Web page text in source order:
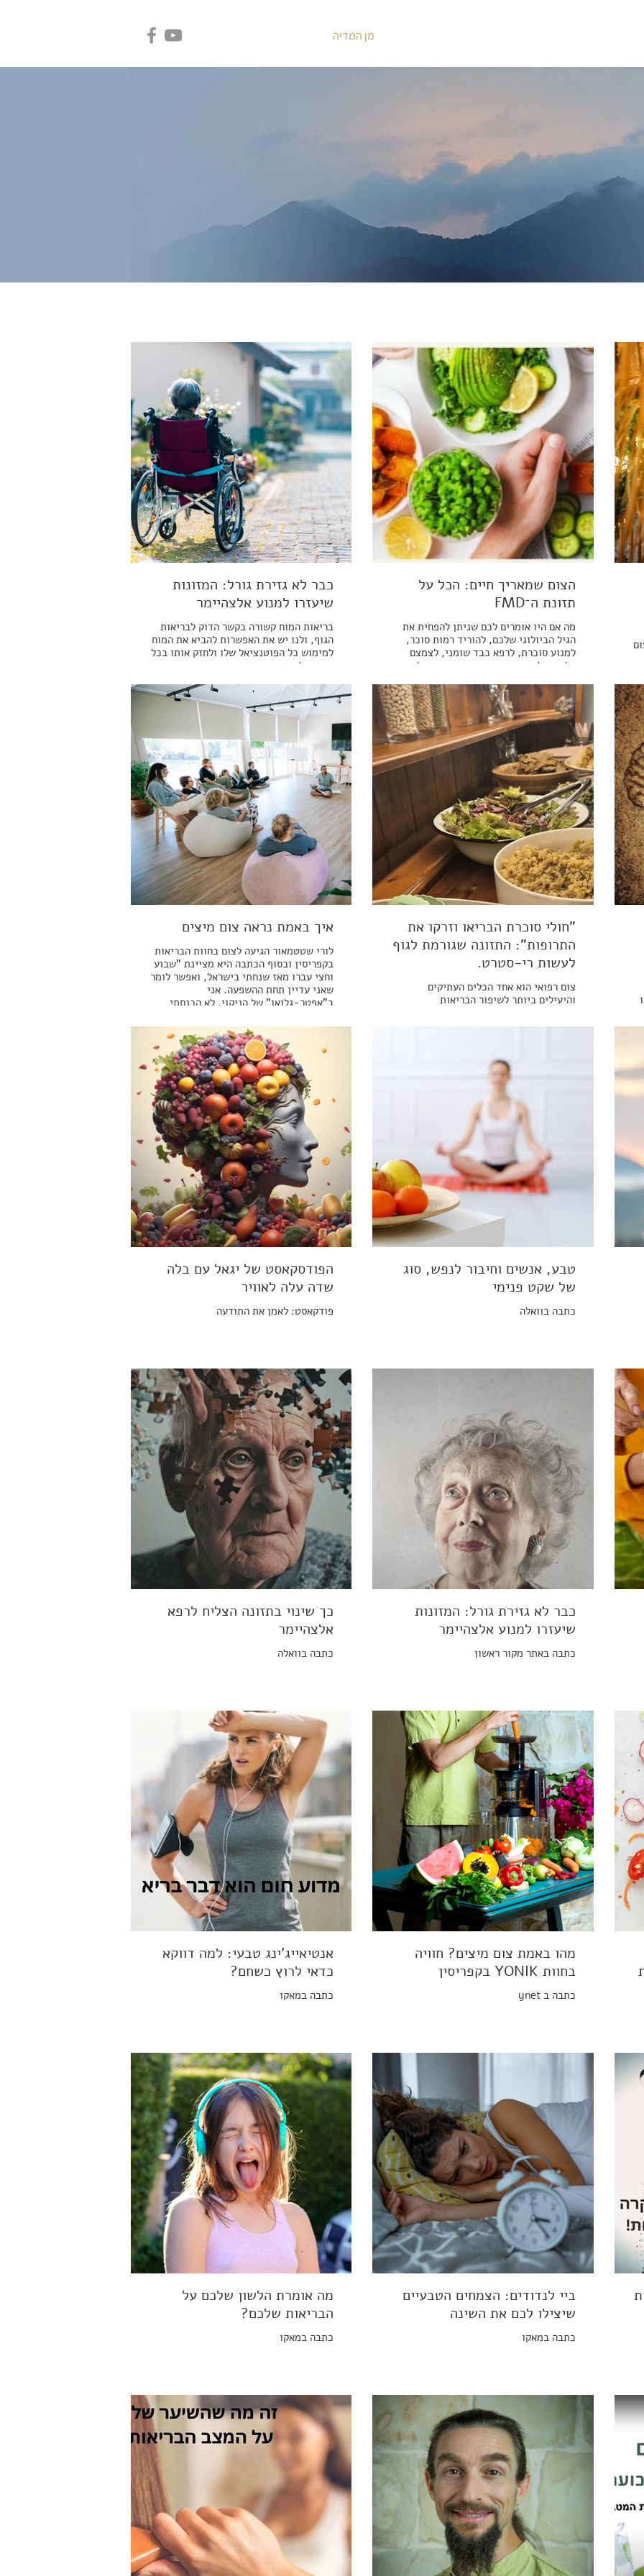
מן המדיה
הצום שמאריך חיים: הכל על
תזונת ה־FMD
מה אם היו אומרים לכם שניתן להפחית את
הגיל הביולוגי שלכם, להוריד רמות סוכר,
למנוע סוכרת, לרפא כבד שומני, לצמצם
דלקות ולחזק את מערכת החיסון - וכל זה
הכירו את שיטת התזונה המדמה צום.
כבר לא גזירת גורל: המזונות
שיעזרו למנוע אלצהיימר
בריאות המוח קשורה בקשר הדוק לבריאות
הגוף, ולנו יש את האפשרות להביא את המוח
למימוש כל הפוטנציאל שלו ולחזק אותו בכל
רגע וגיל. מה הם המזונות הטובים ביותר
לשיפור הזיכרון והקוגניציה ועוד טכניקות
מרתקות להפוך את המוח שלנו לסופר מוח!
"חולי סוכרת הבריאו וזרקו את
התרופות": התזונה שגורמת לגוף
לעשות רי-סטרט.
צום רפואי הוא אחד הכלים העתיקים
והיעילים ביותר לשיפור הבריאות
כרוניות, כמו סוכרת, השמנת יתר, מחלות
מהרעיון עקב הקושי הפיזי והנפשי
שבהימנעות ממזון. כאן נכנסת לתמונה
ומבוססת מדעית שמאפשרת ליהנות
מהיתרונות הבריאותיים של צום, בלי להימנע
לחלוטין מאכילה.
איך באמת נראה צום מיצים
לורי שטטמאור הגיעה לצום בחוות הבריאות
בקפריסין ובסוף הכתבה היא מציינת "שבוע
וחצי עברו מאז שנחתי בישראל, ואפשר לומר
שאני עדיין תחת ההשפעה. אני
ב"אפטר-גלואו" של הניקוי. לא הכנסתי
רוגלך ולא לחמנייה. אני חשה קלילה מאי
פעם, אין לי צניחות של עייפות במהלך היום,
ואני חיונית וערנית מתמיד. "עשית משהו
חדש?", שאל אותי השבוע קולגה מהעבודה.
"את נראית זוהרת". "הייתי בניקוי מיצים,
וזה עובד החרא הזה".
טבע, אנשים וחיבור לנפש, סוג
של שקט פנימי
כתבה בוואלה
הפודסקאסט של יגאל עם בלה
שדה עלה לאוויר
פודקאסט: לאמן את התודעה
כבר לא גזירת גורל: המזונות
שיעזרו למנוע אלצהיימר
כתבה באתר מקור ראשון
כך שינוי בתזונה הצליח לרפא
אלצהיימר
כתבה בוואלה
מהו באמת צום מיצים? חוויה
בחוות YONIK בקפריסין
כתבה ב ynet
אנטיאייג'ינג טבעי: למה דווקא
כדאי לרוץ כשחם?
כתבה במאקו
ביי לנדודים: הצמחים הטבעיים
שיצילו לכם את השינה
כתבה במאקו
מה אומרת הלשון שלכם על
הבריאות שלכם?
כתבה במאקו